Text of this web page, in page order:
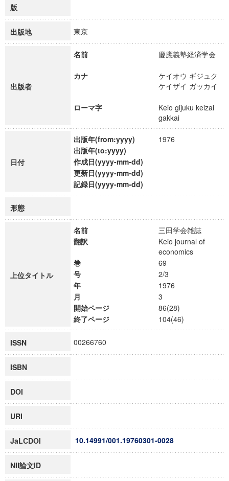
版
出版地 東京
出版者
名前 慶應義塾経済学会
カナ
ケイオウ ギジュク
ケイザイ ガッカイ
ローマ字
Keio gijuku keizai
gakkai
日付
出版年(from:yyyy)
1976
出版年(to:yyyy)
作成日(yyyy-mm-dd)
更新日(yyyy-mm-dd)
記録日(yyyy-mm-dd)
形態
上位タイトル
名前
三田学会雑誌
翻訳
Keio journal of
economics
巻
69
号
2/3
年
1976
月
3
開始ページ
86(28)
終了ページ
104(46)
ISSN 00266760
ISBN
DOI
URI
JaLCDOI 10.14991/001.19760301-0028
NII論文ID